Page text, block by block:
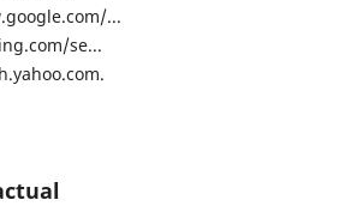
...
se...